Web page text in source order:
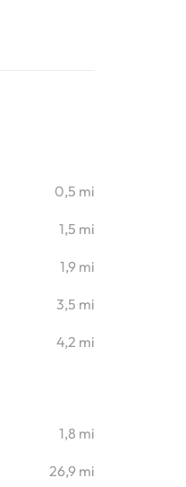
0,5 mi
1,5 mi
1,9 mi
3,5 mi
4,2 mi
1,8 mi
26,9 mi